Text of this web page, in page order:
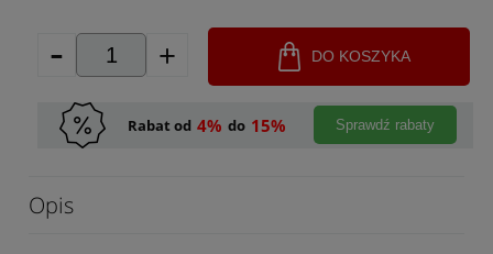
Jeżeli
30 dni,
sprzedaży.
- + DO KOSZYKA
Rabat od 4% do 15% Sprawdź rabaty
Opis